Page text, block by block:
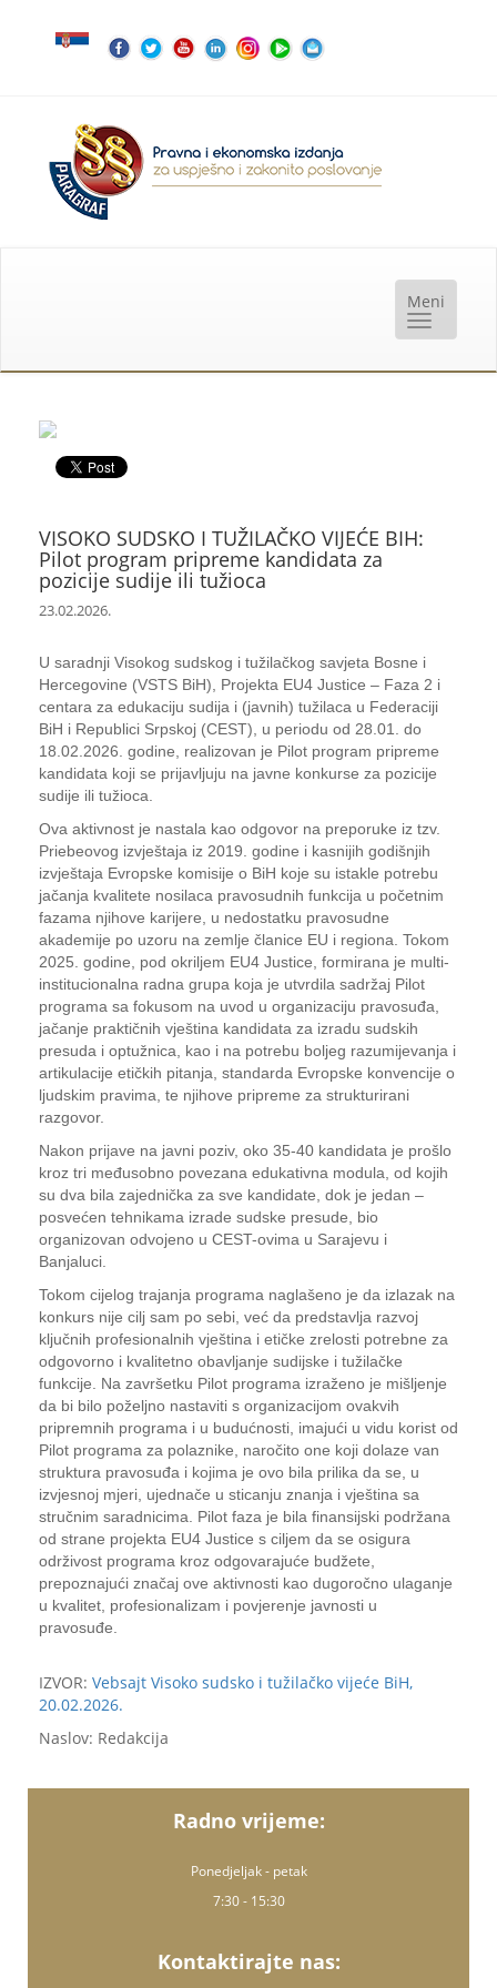
VISOKO SUDSKO I TUŽILAČKO VIJEĆE BIH:
Pilot program pripreme kandidata za
pozicije sudije ili tužioca
23.02.2026.
U saradnji Visokog sudskog i tužilačkog savjeta Bosne i
Hercegovine (VSTS BiH), Projekta EU4 Justice – Faza 2 i
centara za edukaciju sudija i (javnih) tužilaca u Federaciji
BiH i Republici Srpskoj (CEST), u periodu od 28.01. do
18.02.2026. godine, realizovan je Pilot program pripreme
kandidata koji se prijavljuju na javne konkurse za pozicije
sudije ili tužioca.
Ova aktivnost je nastala kao odgovor na preporuke iz tzv.
Priebeovog izvještaja iz 2019. godine i kasnijih godišnjih
izvještaja Evropske komisije o BiH koje su istakle potrebu
jačanja kvalitete nosilaca pravosudnih funkcija u početnim
fazama njihove karijere, u nedostatku pravosudne
akademije po uzoru na zemlje članice EU i regiona. Tokom
2025. godine, pod okriljem EU4 Justice, formirana je multi-
institucionalna radna grupa koja je utvrdila sadržaj Pilot
programa sa fokusom na uvod u organizaciju pravosuđa,
jačanje praktičnih vještina kandidata za izradu sudskih
presuda i optužnica, kao i na potrebu boljeg razumijevanja i
artikulacije etičkih pitanja, standarda Evropske konvencije o
ljudskim pravima, te njihove pripreme za strukturirani
razgovor.
Nakon prijave na javni poziv, oko 35-40 kandidata je prošlo
kroz tri međusobno povezana edukativna modula, od kojih
su dva bila zajednička za sve kandidate, dok je jedan –
posvećen tehnikama izrade sudske presude, bio
organizovan odvojeno u CEST-ovima u Sarajevu i
Banjaluci.
Tokom cijelog trajanja programa naglašeno je da izlazak na
konkurs nije cilj sam po sebi, već da predstavlja razvoj
ključnih profesionalnih vještina i etičke zrelosti potrebne za
odgovorno i kvalitetno obavljanje sudijske i tužilačke
funkcije. Na završetku Pilot programa izraženo je mišljenje
da bi bilo poželjno nastaviti s organizacijom ovakvih
pripremnih programa i u budućnosti, imajući u vidu korist od
Pilot programa za polaznike, naročito one koji dolaze van
struktura pravosuđa i kojima je ovo bila prilika da se, u
izvjesnoj mjeri, ujednače u sticanju znanja i vještina sa
stručnim saradnicima. Pilot faza je bila finansijski podržana
od strane projekta EU4 Justice s ciljem da se osigura
održivost programa kroz odgovarajuće budžete,
prepoznajući značaj ove aktivnosti kao dugoročno ulaganje
u kvalitet, profesionalizam i povjerenje javnosti u
pravosuđe.
IZVOR: Vebsajt Visoko sudsko i tužilačko vijeće BiH,
20.02.2026.
Naslov: Redakcija
Radno vrijeme:
Ponedjeljak - petak
7:30 - 15:30
Kontaktirajte nas: